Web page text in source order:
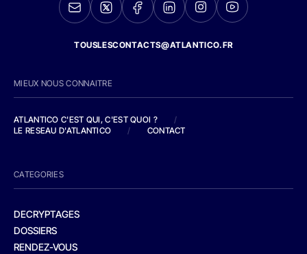
TOUSLESCONTACTS@ATLANTICO.FR
MIEUX NOUS CONNAITRE
ATLANTICO C'EST QUI, C'EST QUOI ?
/
LE RESEAU D'ATLANTICO
/ CONTACT
CATEGORIES
DECRYPTAGES
DOSSIERS
RENDEZ-VOUS